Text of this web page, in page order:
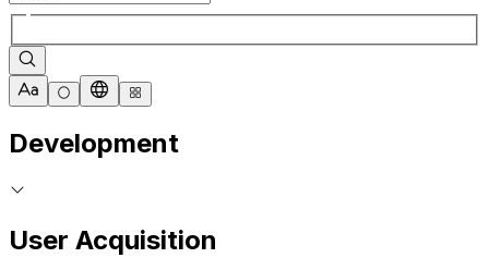
Development
User Acquisition